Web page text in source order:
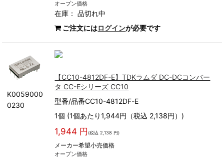
オープン価格
在庫：品切れ中
ご注文にはログインが必要です
K0059000
0230
【CC10-4812DF-E】TDKラムダ DC-DCコンバー
タ CC-Eシリーズ CC10
型番/品番CC10-4812DF-E
1個 (1個あたり1,944円（税込 2,138円）)
1,944 円 (税込 2,138 円)
メーカー希望小売価格
オープン価格